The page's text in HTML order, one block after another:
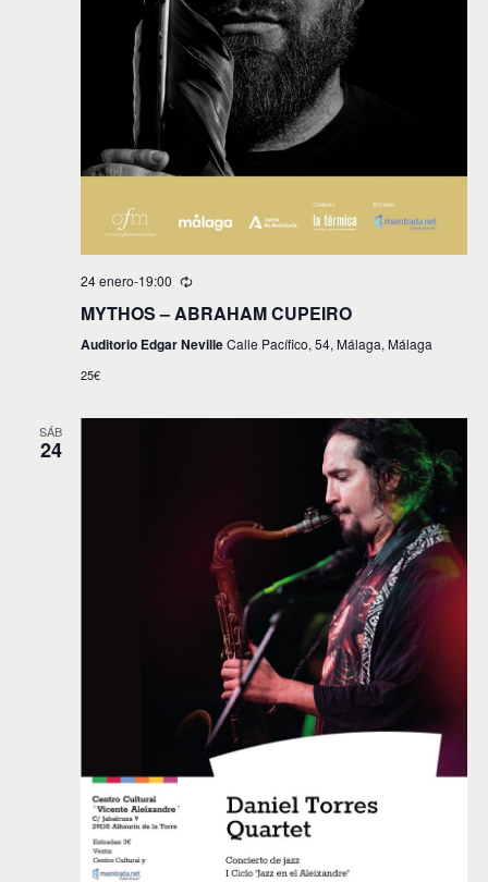
24 enero-19:00
MYTHOS – ABRAHAM CUPEIRO
Auditorio Edgar NevilleCalle Pacífico, 54, Málaga, Málaga
25€
SÁB
24